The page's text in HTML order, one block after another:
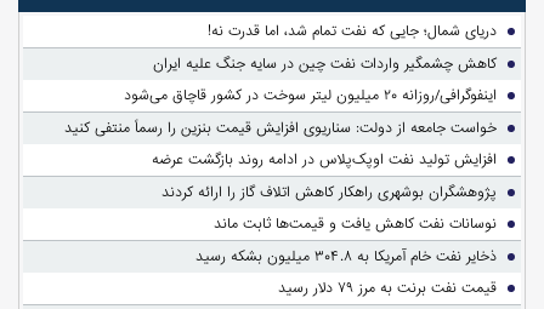
دریای شمال؛ جایی که نفت تمام شد، اما قدرت نه!
کاهش چشمگیر واردات نفت چین در سایه جنگ علیه ایران
اینفوگرافی/روزانه ۲۰ میلیون لیتر سوخت در کشور قاچاق می‌شود
خواست جامعه از دولت: سناریوی افزایش قیمت بنزین را رسماً منتفی کنید
افزایش تولید نفت اوپک‌پلاس در ادامه روند بازگشت عرضه
پژوهشگران بوشهری راهکار کاهش اتلاف گاز را ارائه کردند
نوسانات نفت کاهش یافت و قیمت‌ها ثابت ماند
ذخایر نفت خام آمریکا به ۳۰۴.۸ میلیون بشکه رسید
قیمت نفت برنت به مرز ۷۹ دلار رسید